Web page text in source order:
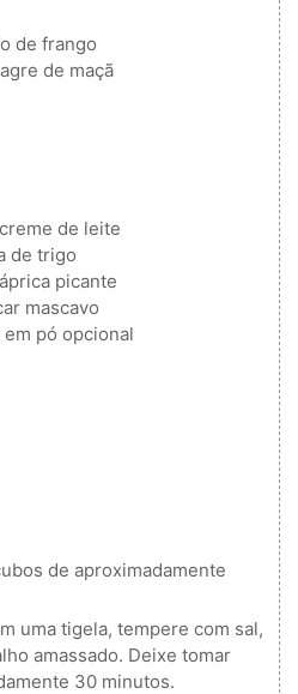
de frango
de maçã
de leite
de trigo
picante
mascavo
pó opcional
de aproximadamente
uma tigela, tempere com sal,
amassado. Deixe tomar
30 minutos.